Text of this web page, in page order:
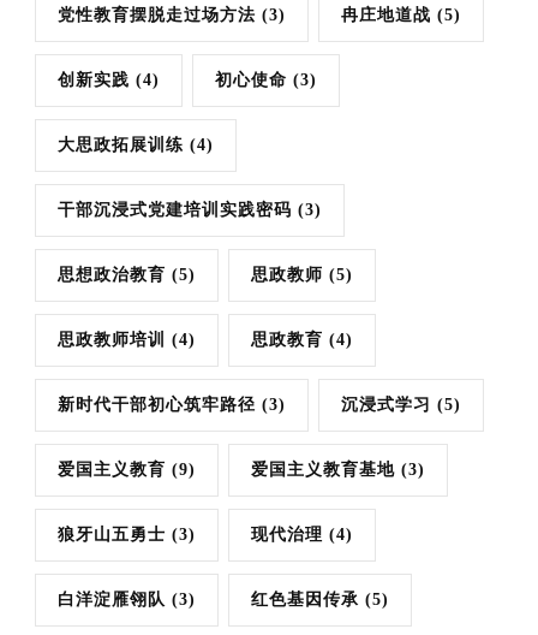
党性教育摆脱走过场方法 (3) 冉庄地道战 (5)
创新实践 (4) 初心使命 (3)
大思政拓展训练 (4)
干部沉浸式党建培训实践密码 (3)
思想政治教育 (5) 思政教师 (5)
思政教师培训 (4) 思政教育 (4)
新时代干部初心筑牢路径 (3) 沉浸式学习 (5)
爱国主义教育 (9) 爱国主义教育基地 (3)
狼牙山五勇士 (3) 现代治理 (4)
白洋淀雁翎队 (3) 红色基因传承 (5)